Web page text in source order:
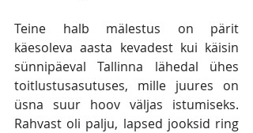
Teine halb mälestus on pärit
käesoleva aasta kevadest kui käisin
sünnipäeval Tallinna lähedal ühes
toitlustusasutuses, mille juures on
üsna suur hoov väljas istumiseks.
Rahvast oli palju, lapsed jooksid ring